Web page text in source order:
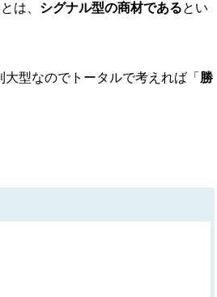
は、 シグナル型の商材であるとい
型なのでトータルで考えれば「 勝